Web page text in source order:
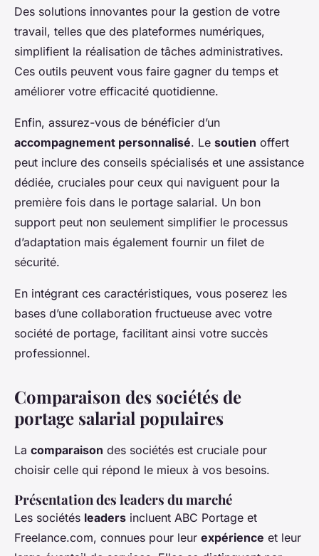
Des solutions innovantes pour la gestion de votre
travail, telles que des plateformes numériques,
simplifient la réalisation de tâches administratives.
Ces outils peuvent vous faire gagner du temps et
améliorer votre efficacité quotidienne.
Enfin, assurez-vous de bénéficier d’un
accompagnement personnalisé. Le soutien offert
peut inclure des conseils spécialisés et une assistance
dédiée, cruciales pour ceux qui naviguent pour la
première fois dans le portage salarial. Un bon
support peut non seulement simplifier le processus
d’adaptation mais également fournir un filet de
sécurité.
En intégrant ces caractéristiques, vous poserez les
bases d’une collaboration fructueuse avec votre
société de portage, facilitant ainsi votre succès
professionnel.
Comparaison des sociétés de
portage salarial populaires
La comparaison des sociétés est cruciale pour
choisir celle qui répond le mieux à vos besoins.
Présentation des leaders du marché
Les sociétés leaders incluent ABC Portage et
Freelance.com, connues pour leur expérience et leur